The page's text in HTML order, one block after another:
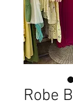
Robe